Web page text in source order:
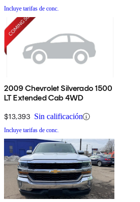
Incluye tarifas de conc.
2009 Chevrolet Silverado 1500
LT Extended Cab 4WD
$13,393 Sin calificación
Incluye tarifas de conc.